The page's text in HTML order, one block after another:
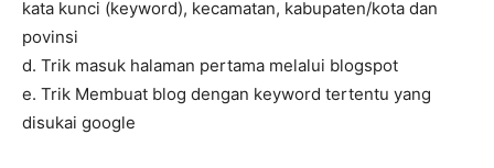
kata kunci (keyword), kecamatan, kabupaten/kota dan
povinsi
d. Trik masuk halaman pertama melalui blogspot
e. Trik Membuat blog dengan keyword tertentu yang
disukai google